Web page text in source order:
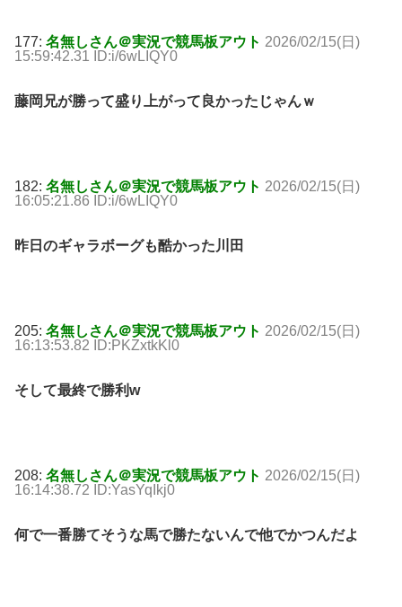
177: 名無しさん＠実況で競馬板アウト 2026/02/15(日)
15:59:42.31 ID:i/6wLIQY0
藤岡兄が勝って盛り上がって良かったじゃんｗ
182: 名無しさん＠実況で競馬板アウト 2026/02/15(日)
16:05:21.86 ID:i/6wLIQY0
昨日のギャラボーグも酷かった川田
205: 名無しさん＠実況で競馬板アウト 2026/02/15(日)
16:13:53.82 ID:PKZxtkKl0
そして最終で勝利w
208: 名無しさん＠実況で競馬板アウト 2026/02/15(日)
16:14:38.72 ID:YasYqIkj0
何で一番勝てそうな馬で勝たないんで他でかつんだよ